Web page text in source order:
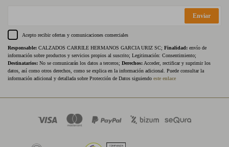
Enviar
Acepto recibir ofertas y comunicaciones comerciales
Responsable: CALZADOS CARRILE HERMANOS GARCIA URIZ SC; Finalidad: envío de
información sobre productos y servicios propios al suscrito; Legitimación: Consentimiento;
Destinatarios: No se comunicarán los datos a terceros; Derechos: Acceder, rectificar y suprimir los
datos, así como otros derechos, como se explica en la información adicional. Puede consultar la
información adicional y detallada sobre Protección de Datos siguiendo este enlace